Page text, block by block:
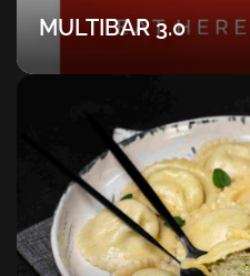
MULTIBAR 3.0